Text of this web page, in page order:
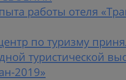
работы отеля
по туризму
туристической
2019»